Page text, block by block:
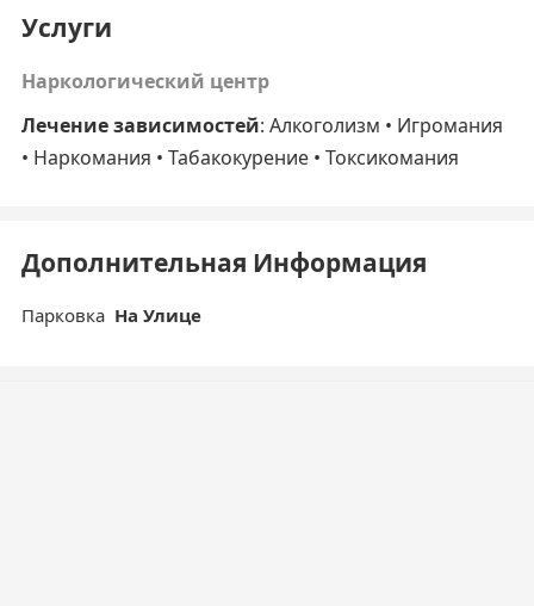
Услуги
Наркологический центр
Лечение зависимостей: Алкоголизм • Игромания
• Наркомания • Табакокурение • Токсикомания
Дополнительная Информация
Парковка На Улице